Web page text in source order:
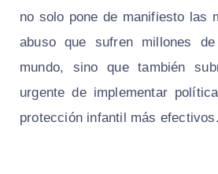
no solo pone de manifiesto las
abuso que sufren millones
mundo, sino que también
urgente de implementar
protección infantil más efectivos.